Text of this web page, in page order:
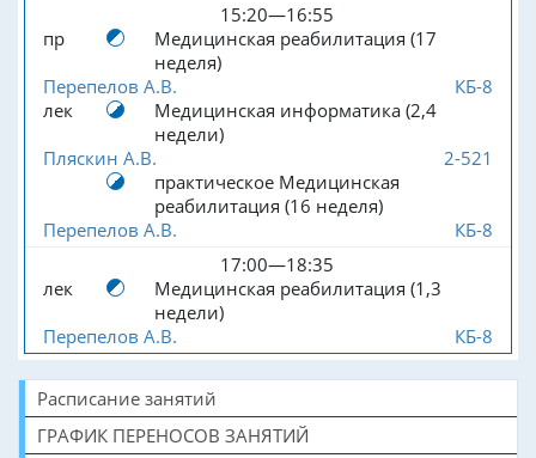
15:20—16:55
пр
Медицинская реабилитация (17
неделя)
Перепелов А.В.
КБ-8
лек
Медицинская информатика (2,4
недели)
Пляскин А.В.
2-521
практическое Медицинская
реабилитация (16 неделя)
Перепелов А.В.
КБ-8
17:00—18:35
лек
Медицинская реабилитация (1,3
недели)
Перепелов А.В.
КБ-8
Расписание занятий
ГРАФИК ПЕРЕНОСОВ ЗАНЯТИЙ